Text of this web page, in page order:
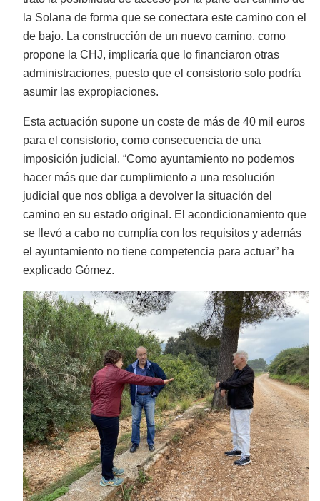
la Solana de forma que se conectara este camino con el
de bajo. La construcción de un nuevo camino, como
propone la CHJ, implicaría que lo financiaron otras
administraciones, puesto que el consistorio solo podría
asumir las expropiaciones.
Esta actuación supone un coste de más de 40 mil euros
para el consistorio, como consecuencia de una
imposición judicial. “Como ayuntamiento no podemos
hacer más que dar cumplimiento a una resolución
judicial que nos obliga a devolver la situación del
camino en su estado original. El acondicionamiento que
se llevó a cabo no cumplía con los requisitos y además
el ayuntamiento no tiene competencia para actuar” ha
explicado Gómez.